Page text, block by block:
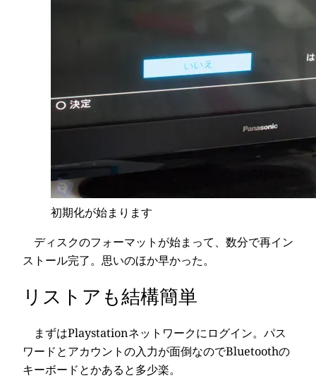
初期化が始まります
ディスクのフォーマットが始まって、数分で再イン
ストール完了。思いのほか早かった。
リストアも結構簡単
まずはPlaystationネットワークにログイン。パス
ワードとアカウントの入力が面倒なのでBluetoothの
キーボードとかあると多少楽。